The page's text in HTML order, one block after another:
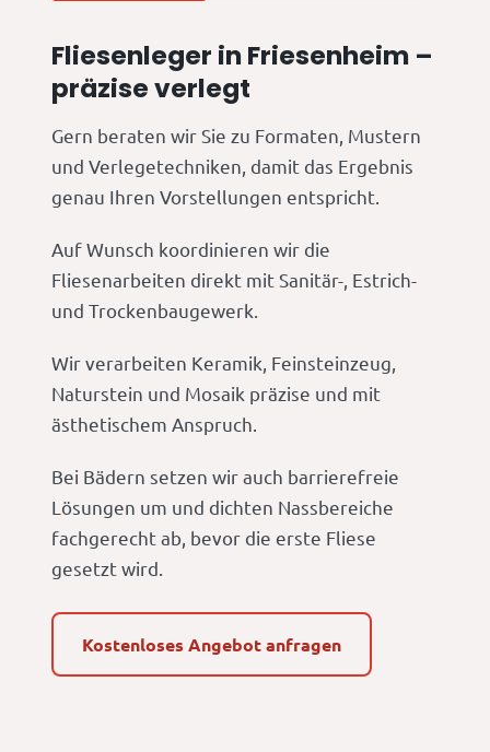
Fliesenleger in Friesenheim –
präzise verlegt
Gern beraten wir Sie zu Formaten, Mustern
und Verlegetechniken, damit das Ergebnis
genau Ihren Vorstellungen entspricht.
Auf Wunsch koordinieren wir die
Fliesenarbeiten direkt mit Sanitär-, Estrich-
und Trockenbaugewerk.
Wir verarbeiten Keramik, Feinsteinzeug,
Naturstein und Mosaik präzise und mit
ästhetischem Anspruch.
Bei Bädern setzen wir auch barrierefreie
Lösungen um und dichten Nassbereiche
fachgerecht ab, bevor die erste Fliese
gesetzt wird.
Kostenloses Angebot anfragen